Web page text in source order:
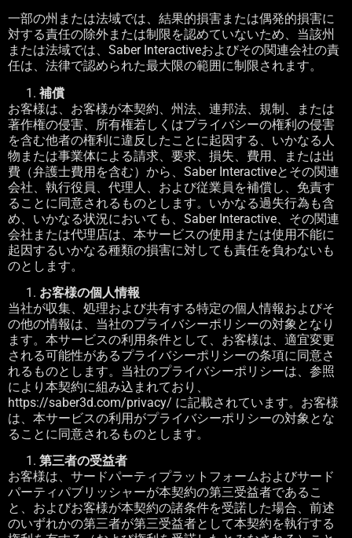
一部の州または法域では、結果的損害または偶発的損害に
対する責任の除外または制限を認めていないため、当該州
または法域では、 Saber Interactiveおよびその関連会社の責
任は、法律で認められた最大限の範囲に制限されます。
補償
お客様は、お客様が本契約、州法、連邦法、規制、または
著作権の侵害、所有権若しくはプライバシーの権利の侵害
を含む他者の権利に違反したことに起因する、いかなる人
物または事業体による請求、要求、損失、費用、または出
費（弁護士費用を含む）から、 Saber Interactiveとその関連
会社、執行役員、代理人、および従業員を補償し、免責す
ることに同意されるものとします。いかなる過失行為も含
め、いかなる状況においても、 Saber Interactive 、その関連
会社または代理店は、本サービスの使用または使用不能に
起因するいかなる種類の損害に対しても責任を負わないも
のとします。
お客様の個人情報
当社が収集、処理および共有する特定の個人情報およびそ
の他の情報は、当社のプライバシーポリシーの対象となり
ます。本サービスの利用条件として、お客様は、適宜変更
される可能性があるプライバシーポリシーの条項に同意さ
れるものとします。当社のプライバシーポリシーは、参照
により本契約に組み込まれており、
https://saber3d.com/privacy/ に記載されています。お客様
は、本サービスの利用がプライバシーポリシーの対象とな
ることに同意されるものとします。
第三者の受益者
お客様は、サードパーティプラットフォームおよびサード
パーティパブリッシャーが本契約の第三受益者であるこ
と、およびお客様が本契約の諸条件を受諾した場合、前述
のいずれかの第三者が第三受益者として本契約を執行する